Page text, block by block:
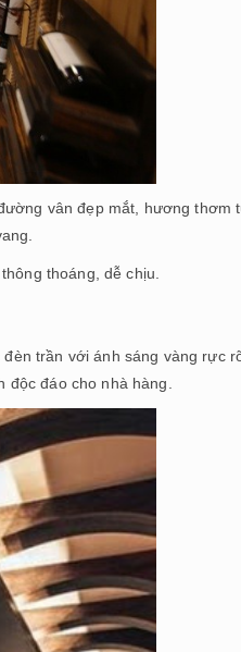
vân đẹp mắt, hương thơm
thoáng, dễ chịu.
trần với ánh sáng vàng rực
đáo cho nhà hàng.